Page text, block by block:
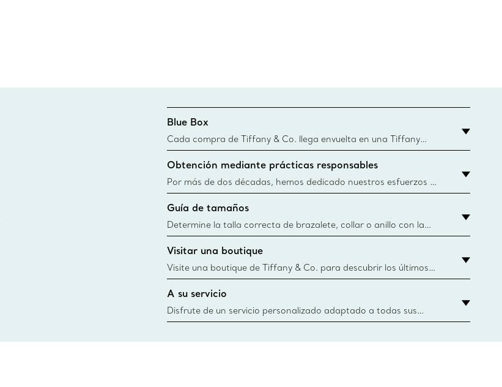
Blue Box
Cada compra de Tiffany & Co. llega envuelta en una Tiffany
Blue Box. Aunque este famoso empaque data de 1886, hoy en
día todas las Blue Boxes y bolsas se fabrican con papel de
fuentes sostenibles y materiales reciclados. Obtener más
información
Obtención mediante prácticas responsables
Por más de dos décadas, hemos dedicado nuestros esfuerzos a
obtener de manera responsable los materiales preciosos que
usamos en nuestros artículos de joyería. Obtener más
información
Guía de tamaños
Determine la talla correcta de brazalete, collar o anillo con la
guía de tallas de Tiffany & Co.
{windo
Visitar una boutique
Visite una boutique de Tiffany & Co. para descubrir los últimos
diseños, creaciones icónicas y más. Encuentre su boutique más
cercana
A su servicio
Disfrute de un servicio personalizado adaptado a todas sus
necesidades por parte de los asesores de clientes de Tiffany &